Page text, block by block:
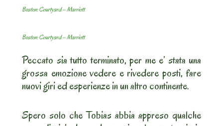
Boston: Courtyard – Marriott
Boston: Courtyard – Marriott
Peccato sia tutto terminato, per me e’ stata una
grossa emozione vedere e rivedere posti, fare
nuovi giri ed esperienze in un altro continente.
Spero solo che Tobias abbia appreso qualche